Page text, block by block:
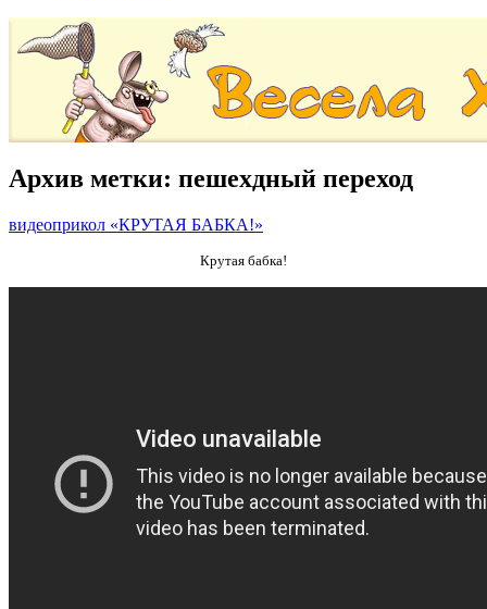
Архив метки: пешехдный переход
видеоприкол «КРУТАЯ БАБКА!»
Крутая бабка!